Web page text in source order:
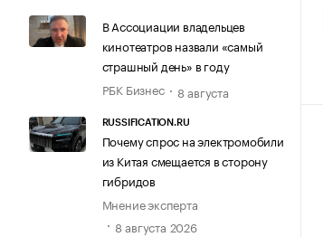
В Ассоциации владельцев
кинотеатров назвали «самый
страшный день» в году
РБК Бизнес
8 августа
RUSSIFICATION.RU
Почему спрос на электромобили
из Китая смещается в сторону
гибридов
Мнение эксперта
8 августа 2026